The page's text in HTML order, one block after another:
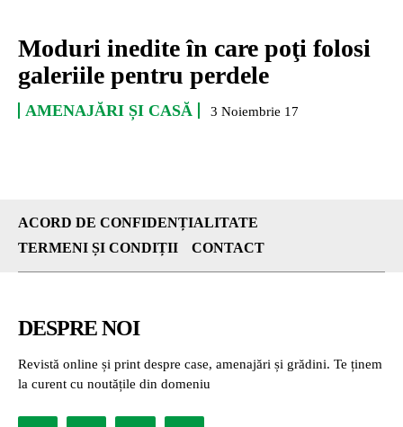
Moduri inedite în care poţi folosi
galeriile pentru perdele
AMENAJĂRI ȘI CASĂ 3 Noiembrie 17
ACORD DE CONFIDENȚIALITATE
TERMENI ȘI CONDIȚII
CONTACT
DESPRE NOI
Revistă online și print despre case, amenajări și grădini. Te ținem
la curent cu noutățile din domeniu